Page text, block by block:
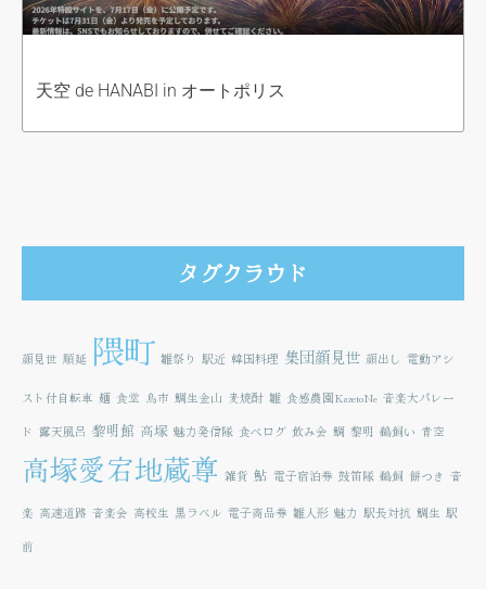
天空 de HANABI in オートポリス
タグクラウド
顔見世 順延 隈町 雛祭り 駅近 韓国料理 集団顔見世 顔出し 電動アシ
スト付自転車 麺 食堂 鳥市 鯛生金山 麦焼酎 雛 食感農園KazetoNe 音楽大パレー
ド 露天風呂 黎明館 高塚 魅力発信隊 食べログ 飲み会 鯛 黎明 鵜飼い 青空
高塚愛宕地蔵尊 雑貨 鮎 電子宿泊券 鼓笛隊 鵜飼 餅つき 音
楽 高速道路 音楽会 高校生 黒ラベル 電子商品券 雛人形 魅力 駅長対抗 鯛生 駅
前